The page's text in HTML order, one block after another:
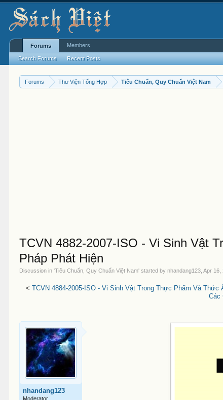
Forums Thư Viện Tổng Hợp Tiêu Chuẩn, Quy Chuẩn Việt Nam
TCVN 4882-2007-ISO - Vi Sinh Vật
Pháp Phát Hiện
Discussion in 'Tiêu Chuẩn, Quy Chuẩn Việt Nam' started bynhandang123 ,Apr 16,
< TCVN 4884-2005-ISO - Vi Sinh Vật Trong Thực Phẩm Và
Các
nhandang123
Moderator
Forums
Search Forums Recent Posts
Members